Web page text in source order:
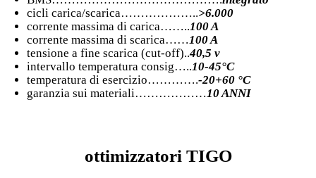
cicli carica/scarica………………..>6.000
corrente massima di carica……..100 A
corrente massima di scarica…… 100 A
tensione a fine scarica (cut-off)..40,5 v
intervallo temperatura consig…..10-45°C
temperatura di esercizio………….-20+60 °C
garanzia sui materiali……………… 10 ANNI
ottimizzatori TIGO